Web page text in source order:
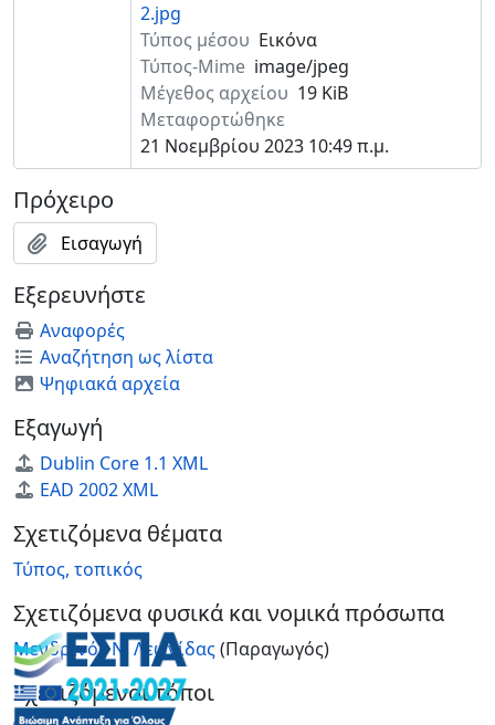
2.jpg
Τύπος μέσου Εικόνα
Τύπος-Mime image/jpeg
Μέγεθος αρχείου 19 KiB
Μεταφορτώθηκε
21 Νοεμβρίου 2023 10:49 π.μ.
Πρόχειρο
Εισαγωγή
Εξερευνήστε
Αναφορές
Αναζήτηση ως λίστα
Ψηφιακά αρχεία
Εξαγωγή
Dublin Core 1.1 XML
EAD 2002 XML
Σχετιζόμενα θέματα
Τύπος, τοπικός
Σχετιζόμενα φυσικά και νομικά πρόσωπα
Μενδρινός Ν. Λεωνίδας(Παραγωγός)
Σχετιζόμενοι τόποι